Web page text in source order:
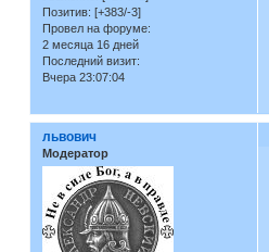
Позитив: [+383/-3]
Провел на форуме:
2 месяца 16 дней
Последний визит:
Вчера 23:07:04
львович
Модератор